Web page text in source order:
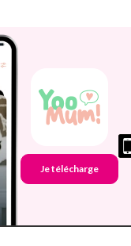
Je télécharge